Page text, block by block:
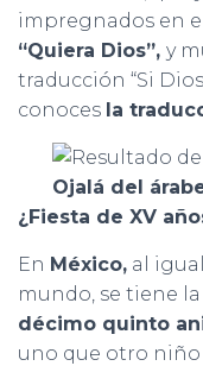
impregnados en
“Quiera Dios”, y
traducción “Si
conoces la
¿Fiesta de XV
En México, al
mundo, se tiene
décimo quinto
uno que otro